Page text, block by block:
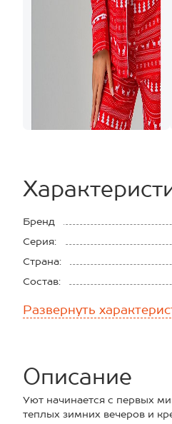
Бренд
Серия:
Страна:
Состав:
Плотность ткани:
Развернуть
Описание
Уют начинается с первых
теплых зимних вечеров и